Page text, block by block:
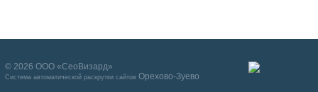
© 2026 ООО «СеоВизард»
Система автоматической раскрутки сайтов Орехово-Зуево